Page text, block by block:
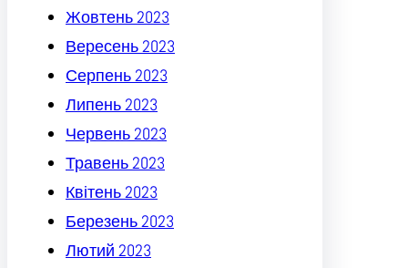
Жовтень 2023
Вересень 2023
Серпень 2023
Липень 2023
Червень 2023
Травень 2023
Квітень 2023
Березень 2023
Лютий 2023